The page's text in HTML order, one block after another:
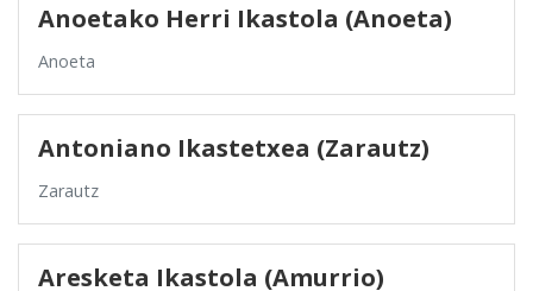
Anoetako Herri Ikastola (Anoeta)
Anoeta
Antoniano Ikastetxea (Zarautz)
Zarautz
Aresketa Ikastola (Amurrio)